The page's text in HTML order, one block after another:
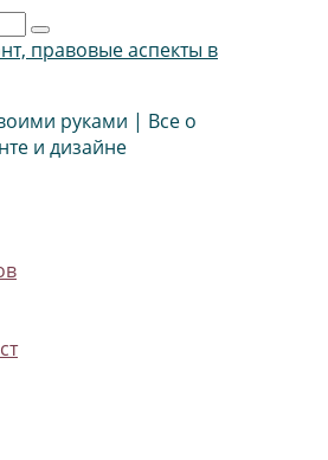
правовые аспекты в
руками | Все о
и дизайне